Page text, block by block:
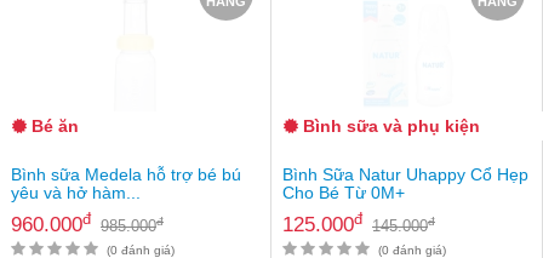
bố
dùng
nhà
Bình sữa Medela hỗ trợ bé bú
yêu và hở hàm...
960.000đ 985.000đ
(0 đánh giá)
Bé ăn
Bình Sữa Natur Uhappy Cổ Hẹp
Cho Bé Từ 0M+
125.000đ 145.000đ
(0 đánh giá)
Bình sữa và phụ kiện